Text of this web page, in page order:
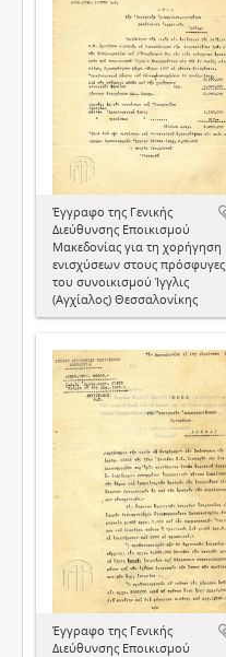
Έγγραφο της Γενικής
Διεύθυνσης Εποικισμού
Μακεδονίας για τη χορήγηση
ενισχύσεων στους πρόσφυγες
του συνοικισμού Ίγγλις
(Αγχίαλος) Θεσσαλονίκης
Έγγραφο της Γενικής
Διεύθυνσης Εποικισμού